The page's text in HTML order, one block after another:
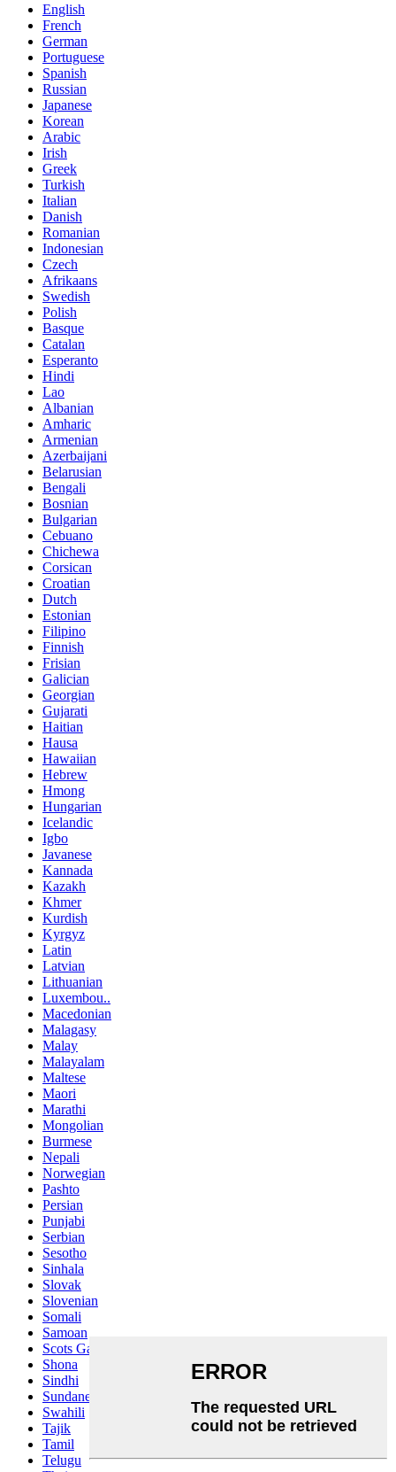
English
French
German
Portuguese
Spanish
Russian
Japanese
Korean
Arabic
Irish
Greek
Turkish
Italian
Danish
Romanian
Indonesian
Czech
Afrikaans
Swedish
Polish
Basque
Catalan
Esperanto
Hindi
Lao
Albanian
Amharic
Armenian
Azerbaijani
Belarusian
Bengali
Bosnian
Bulgarian
Cebuano
Chichewa
Corsican
Croatian
Dutch
Estonian
Filipino
Finnish
Frisian
Galician
Georgian
Gujarati
Haitian
Hausa
Hawaiian
Hebrew
Hmong
Hungarian
Icelandic
Igbo
Javanese
Kannada
Kazakh
Khmer
Kurdish
Kyrgyz
Latin
Latvian
Lithuanian
Luxembou..
Macedonian
Malagasy
Malay
Malayalam
Maltese
Maori
Marathi
Mongolian
Burmese
Nepali
Norwegian
Pashto
Persian
Punjabi
Serbian
Sesotho
Sinhala
Slovak
Slovenian
Somali
Samoan
Scots Gaelic
Shona
Sindhi
Sundanese
Swahili
Tajik
Tamil
Telugu